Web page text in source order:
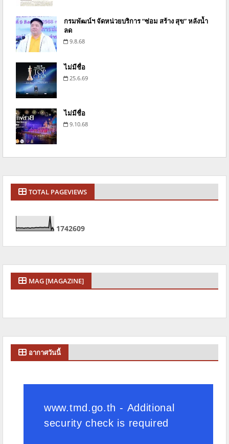
กรมพัฒน์ฯ จัดหน่วยบริการ “ซ่อม สร้าง สุข” หลังน้ำ
ลด
9.8.68
ไม่มีชื่อ
25.6.69
ไม่มีชื่อ
9.10.68
TOTAL PAGEVIEWS
1742609
MAG [MAGAZINE]
อากาศวันนี้